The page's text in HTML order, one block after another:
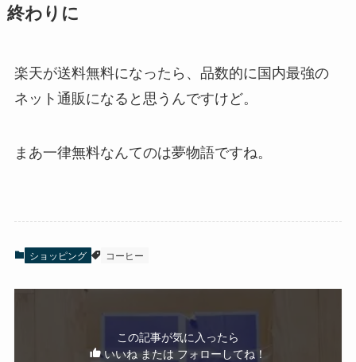
終わりに
楽天が送料無料になったら、品数的に国内最強の
ネット通販になると思うんですけど。
まあ一律無料なんてのは夢物語ですね。
ショッピング コーヒー
この記事が気に入ったら
いいね または フォローしてね！